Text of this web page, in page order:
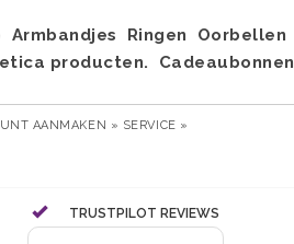
Armbandjes Ringen Oorbellen
producten.
Cadeaubonnen
AANMAKEN » SERVICE »
TRUSTPILOT REVIEWS